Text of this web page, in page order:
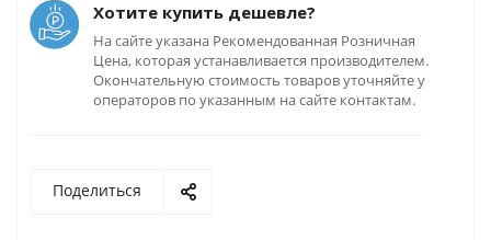
Хотите купить дешевле?
На сайте указана Рекомендованная Розничная
Цена, которая устанавливается производителем.
Окончательную стоимость товаров уточняйте у
операторов по указанным на сайте контактам.
Поделиться